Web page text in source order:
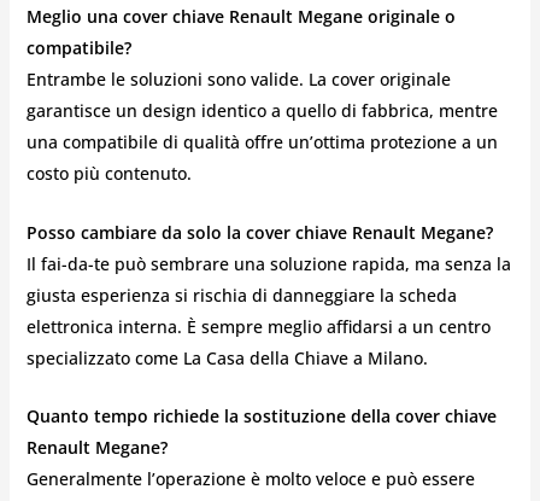
Meglio una cover chiave Renault Megane originale o
compatibile?
Entrambe le soluzioni sono valide. La cover originale
garantisce un design identico a quello di fabbrica, mentre
una compatibile di qualità offre un’ottima protezione a un
costo più contenuto.
Posso cambiare da solo la cover chiave Renault Megane?
Il fai-da-te può sembrare una soluzione rapida, ma senza la
giusta esperienza si rischia di danneggiare la scheda
elettronica interna. È sempre meglio affidarsi a un centro
specializzato come La Casa della Chiave a Milano.
Quanto tempo richiede la sostituzione della cover chiave
Renault Megane?
Generalmente l’operazione è molto veloce e può essere